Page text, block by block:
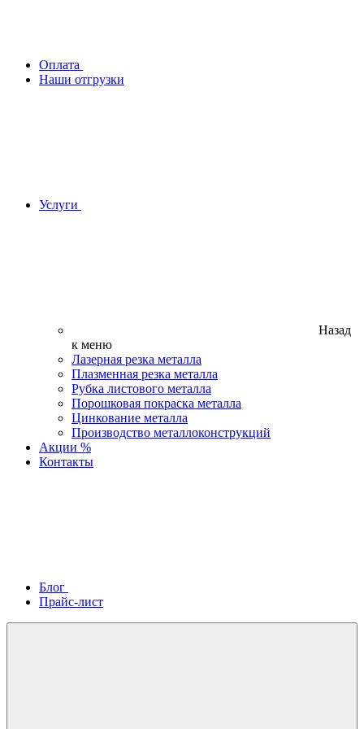
Оплата
Наши отгрузки
Услуги
Назад
к меню
Лазерная резка металла
Плазменная резка металла
Рубка листового металла
Порошковая покраска металла
Цинкование металла
Производство металлоконструкций
Акции %
Контакты
Блог
Прайс-лист